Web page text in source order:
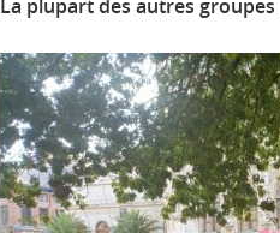
La plupart des autres